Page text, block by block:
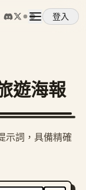
登入
遊海報
示詞，具備精確